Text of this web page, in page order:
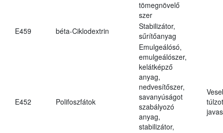
tömegnövelő
szer
E459
béta-Ciklodextrin
Stabilizátor,
sűrítőanyag
E452 Polifoszfátok
Emulgeálósó,
emulgeálószer,
kelátképző
anyag,
nedvesítőszer,
savanyúságot
szabályozó
anyag,
stabilizátor,